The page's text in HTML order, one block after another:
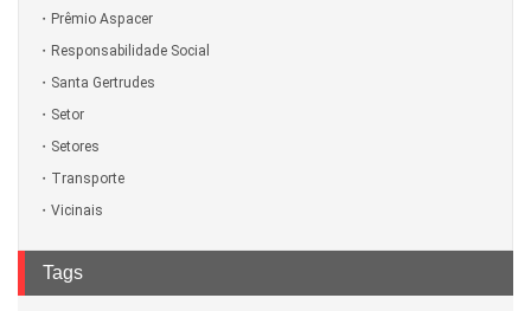
Prêmio Aspacer
Responsabilidade Social
Santa Gertrudes
Setor
Setores
Transporte
Vicinais
Tags